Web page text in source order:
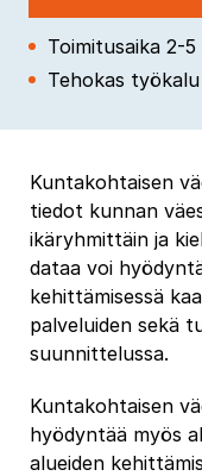
Toimitusaika 2-5
Tehokas
Kuntakohtaisen
tiedot kunnan
ikäryhmittäin ja
dataa voi
kehittämisessä
palveluiden sekä
suunnittelussa.
Kuntakohtaisen
hyödyntää myös
alueiden